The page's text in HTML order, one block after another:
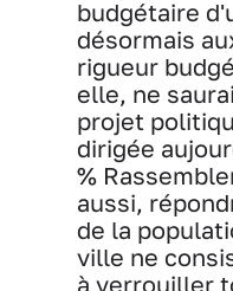
budgétaire
désormais
rigueur
elle, ne
projet
dirigée
%
aussi,
de la
ville ne
à verrouiller